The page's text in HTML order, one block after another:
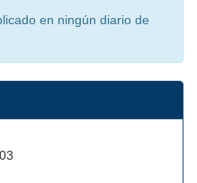
en ningún diario de